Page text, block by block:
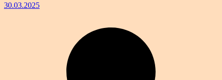
30.03.2025